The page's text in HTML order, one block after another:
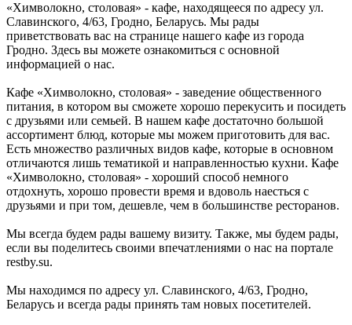
«Химволокно, столовая» - кафе, находящееся по адресу ул.
Славинского, 4/63, Гродно, Беларусь. Мы рады
приветствовать вас на странице нашего кафе из города
Гродно. Здесь вы можете ознакомиться с основной
информацией о нас.
Кафе «Химволокно, столовая» - заведение общественного
питания, в котором вы сможете хорошо перекусить и посидеть
с друзьями или семьей. В нашем кафе достаточно большой
ассортимент блюд, которые мы можем приготовить для вас.
Есть множество различных видов кафе, которые в основном
отличаются лишь тематикой и направленностью кухни. Кафе
«Химволокно, столовая» - хороший способ немного
отдохнуть, хорошо провести время и вдоволь наесться с
друзьями и при том, дешевле, чем в большинстве ресторанов.
Мы всегда будем рады вашему визиту. Также, мы будем рады,
если вы поделитесь своими впечатлениями о нас на портале
restby.su.
Мы находимся по адресу ул. Славинского, 4/63, Гродно,
Беларусь и всегда рады принять там новых посетителей.